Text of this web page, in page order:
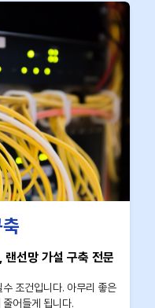
랜선망 가설 구축 전문
조건입니다. 아무리 좋은
어들게 됩니다.